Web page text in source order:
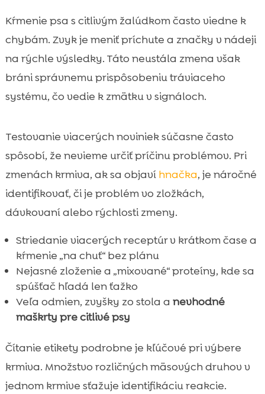
Kŕmenie psa s citlivým žalúdkom často viedne k
chybám. Zvyk je meniť príchute a značky v nádeji
na rýchle výsledky. Táto neustála zmena však
bráni správnemu prispôsobeniu tráviaceho
systému, čo vedie k zmätku v signáloch.
Testovanie viacerých noviniek súčasne často
spôsobí, že nevieme určiť príčinu problémov. Pri
zmenách krmiva, ak sa objaví hnačka, je náročné
identifikovať, či je problém vo zložkách,
dávkovaní alebo rýchlosti zmeny.
Striedanie viacerých receptúr v krátkom čase a
kŕmenie „na chuť“ bez plánu
Nejasné zloženie a „mixované“ proteíny, kde sa
spúšťač hľadá len ťažko
Veľa odmien, zvyšky zo stola a nevhodné
maškrty pre citlivé psy
Čítanie etikety podrobne je kľúčové pri výbere
krmiva. Množstvo rozličných mäsových druhov v
jednom krmive sťažuje identifikáciu reakcie.